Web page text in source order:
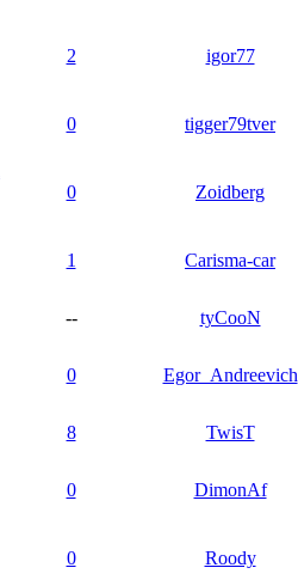
2 igor77
0 tigger79tver
0 Zoidberg
1 Carisma-car
-- tyCooN
0 Egor_Andreevich
8 TwisT
0 DimonAf
0 Roody